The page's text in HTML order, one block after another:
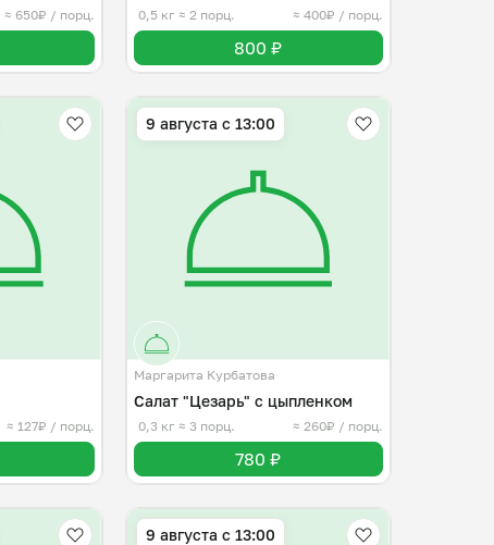
≈ 650₽ / порц. 0,5 кг ≈ 2 порц. ≈ 400₽ / порц.
800 ₽
≈ 127₽ / порц.
9 августа с 13:00
Маргарита Курбатова
Салат "Цезарь" с цыпленком
0,3 кг ≈ 3 порц. ≈ 260₽ / порц.
780 ₽
9 августа с 13:00